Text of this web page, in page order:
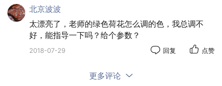
北京波波
太漂亮了，老师的绿色荷花怎么调的色，我总调不
好，能指导一下吗？给个参数？
2018-07-29 回复 点赞
更多评论